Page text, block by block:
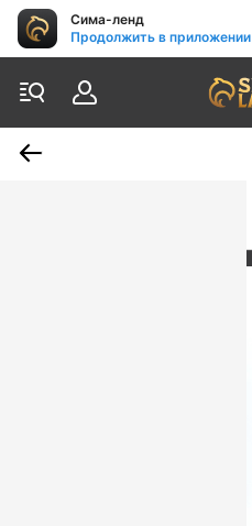
Сима-ленд
Продолжить в приложении